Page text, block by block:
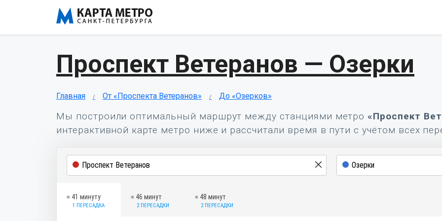
Проспект Ветеранов — Озерки
Главная От «Проспекта Ветеранов» До «Озерков»
Мы построили оптимальный маршрут между станциями метро«Проспект
интерактивной карте метро ниже и рассчитали время в пути с учётом всех
≈ 41 минуту
1 ПЕРЕСАДКА
≈ 46 минут
2 ПЕРЕСАДКИ
≈ 48 минут
2 ПЕРЕСАДКИ